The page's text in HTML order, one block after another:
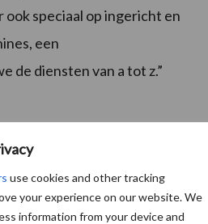
use cookies and other tracking
your experience on our website. We
information from your device and
ook speciaal op ingericht en
een
de diensten van a tot z.”
ontstaan”, verklaart
graag weten hoeveel vocht er
binnenhaalt. Bovendien liggen